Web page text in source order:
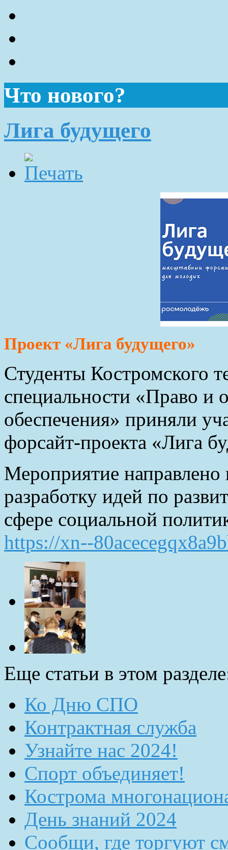
Что нового?
Лига будущего
Проект «Лига будущего»
Студенты Костромского
специальности «Право и
обеспечения» приняли
форсайт-проекта «Лига
Мероприятие направлено
разработку идей по
сфере социальной
https://xn--
Еще статьи в этом
Ко Дню СПО
Контрактная служба
Узнайте нас 2024!
Спорт объединяет!
Кострома
День знаний 2024
Сообщи, где торгуют